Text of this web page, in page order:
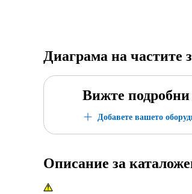
Диаграма на частите
Вижте
Добавете вашето
Описание за